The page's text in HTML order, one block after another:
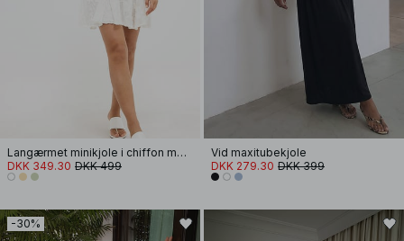
Langærmet minikjole i chiffon med broderi
DKK 349.30 DKK 499
Vid maxitubekjole
DKK 279.30 DKK 399
-30%